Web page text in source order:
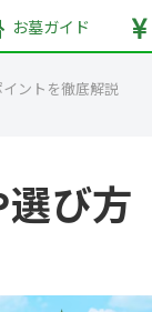
お墓ガイド
ントを徹底解説
び方